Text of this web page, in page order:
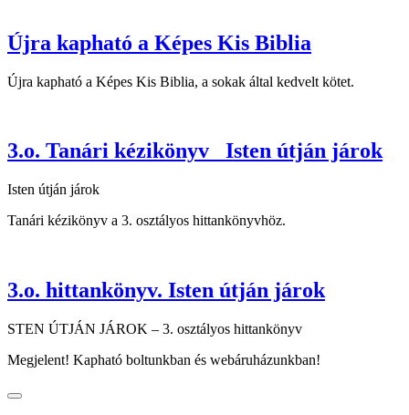
Újra kapható a Képes Kis Biblia
Újra kapható a Képes Kis Biblia, a sokak által kedvelt kötet.
3.o. Tanári kézikönyv_ Isten útján járok
Isten útján járok
Tanári kézikönyv a 3. osztályos hittankönyvhöz.
3.o. hittankönyv. Isten útján járok
STEN ÚTJÁN JÁROK – 3. osztályos hittankönyv
Megjelent! Kapható boltunkban és webáruházunkban!